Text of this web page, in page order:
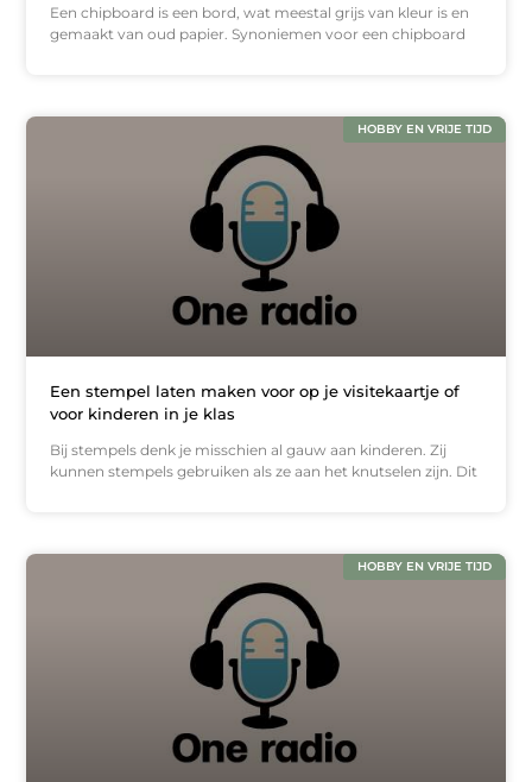
Een chipboard is een bord, wat meestal grijs van kleur is en
gemaakt van oud papier. Synoniemen voor een chipboard
HOBBY EN VRIJE TIJD
Een stempel laten maken voor op je visitekaartje of
voor kinderen in je klas
Bij stempels denk je misschien al gauw aan kinderen. Zij
kunnen stempels gebruiken als ze aan het knutselen zijn. Dit
HOBBY EN VRIJE TIJD